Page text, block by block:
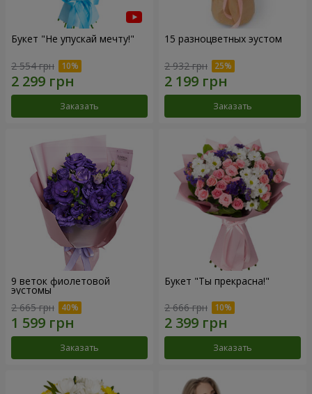
Букет "Не упускай мечту!"
2 554 грн
Заказать
15 разноцветных эустом
2 932 грн
Заказать
9 веток фиолетовой
эустомы
2 665 грн
Заказать
Букет "Ты прекрасна!"
2 666 грн
Заказать